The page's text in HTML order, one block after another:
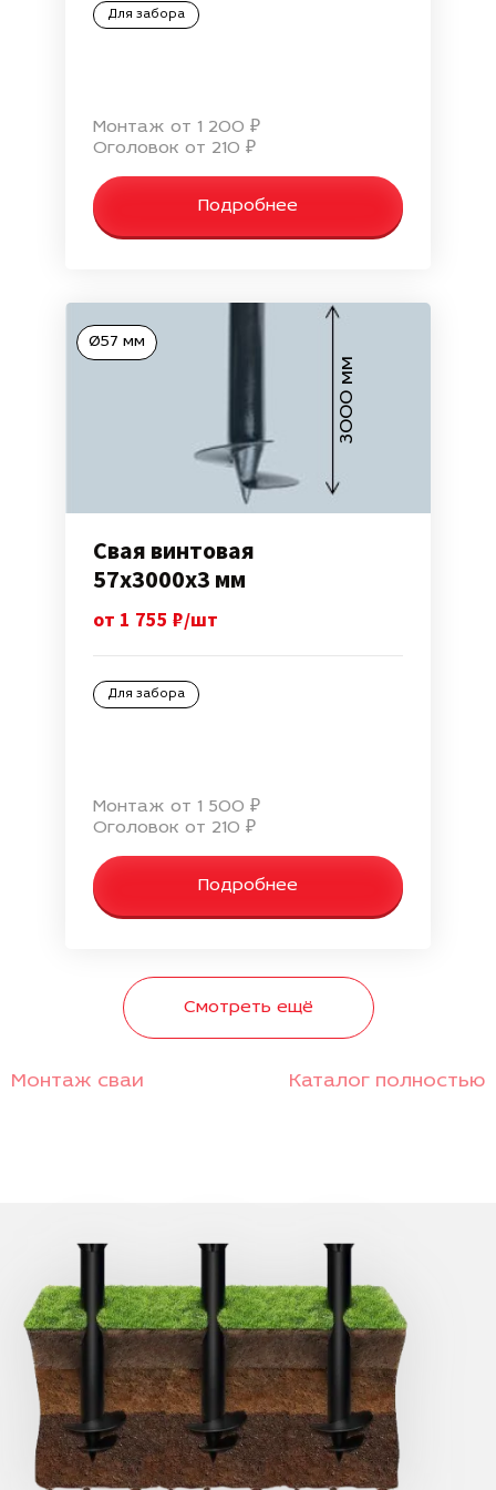
Для забора
Монтаж от 1 200 ₽
Оголовок от 210 ₽
Подробнее
3000 мм
Ø57 мм
Свая винтовая
57х3000х3 мм
от 1 755 ₽/шт
Для забора
Монтаж от 1 500 ₽
Оголовок от 210 ₽
Подробнее
Смотреть ещё
Монтаж сваи Каталог полностью